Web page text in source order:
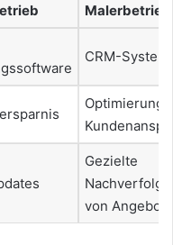
Malerbetrieb
CRM-System
Optimierung
Gezielte
von